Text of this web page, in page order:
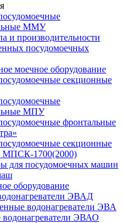
ММУ
и производительности
посудомоечных
моечное оборудование
секционные
МПУ
фронтальные
секционные
МПСК-1700(2000)
для посудомоечных машин
оборудование
ЭВАД
водонагреватели ЭВА
ЭВАО